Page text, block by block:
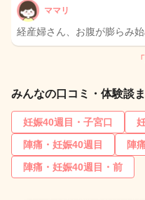
ママリ
経産婦さん、お腹が膨らみ
みんなの口コミ・体験談
妊娠40週目・子宮口
陣痛・妊娠40週目
陣
陣痛・妊娠40週目・前